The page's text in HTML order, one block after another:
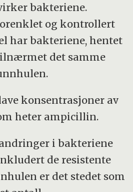
bakteriene.
og kontrollert
har bakteriene, hentet
det samme
konsentrasjoner av
heter ampicillin.
i bakteriene
de resistente
er det stedet som